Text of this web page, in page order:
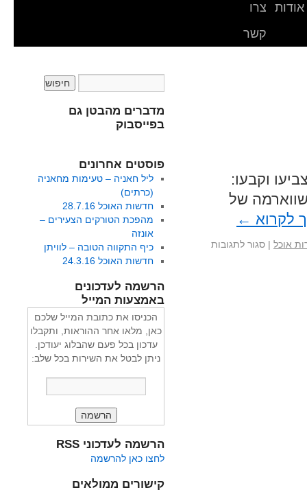
אודות
צרו
קשר
וקבעו:
של
לקרוא ←
אוכל | סגור לתגובות
מדברים מהבטן גם
בפייסבוק
פוסטים אחרונים
ליל חאניה – טעימות מחאניה
(כרתים)
חדשות האוכל 28.7.16
מהפכת הטורקים הצעירים –
אונזה
כיף התקווה הטובה – לוויתן
חדשות האוכל 24.3.16
הרשמה לעדכונים
באמצעות המייל
הכניסו את כתובת המייל שלכם
כאן, מלאו אחר ההוראות, ותקבלו
עדכון בכל פעם שהבלוג יעודכן.
ניתן לבטל את השירות בכל שלב:
הרשמה לעדכוני RSS
לחצו כאן להרשמה
קישורים ממולאים